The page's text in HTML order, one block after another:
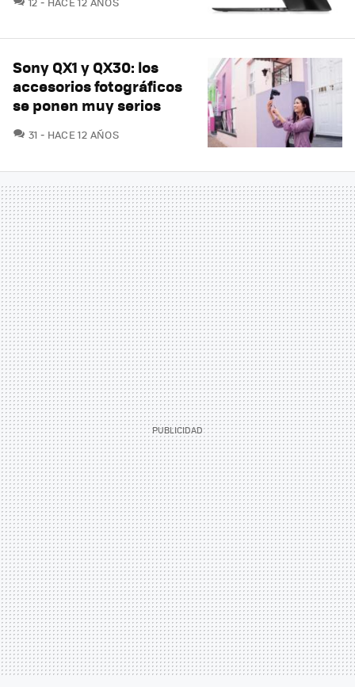
Sony QX1 y QX30: los
accesorios fotográficos
se ponen muy serios
31 COMENTARIOS
HACE 12 AÑOS